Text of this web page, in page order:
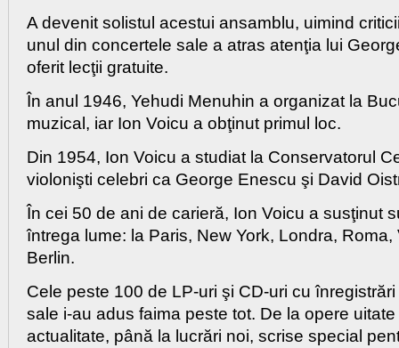
A devenit solistul acestui ansamblu, uimind
unul din concertele sale a atras atenţia lui
oferit lecţii gratuite.
În anul 1946, Yehudi Menuhin a organizat la
muzical, iar Ion Voicu a obţinut primul loc.
Din 1954, Ion Voicu a studiat la Conservatorul
violonişti celebri ca George Enescu şi David
În cei 50 de ani de carieră, Ion Voicu a susţinut
întrega lume: la Paris, New York, Londra,
Berlin.
Cele peste 100 de LP-uri şi CD-uri cu
sale i-au adus faima peste tot. De la opere
actualitate, până la lucrări noi, scrise special